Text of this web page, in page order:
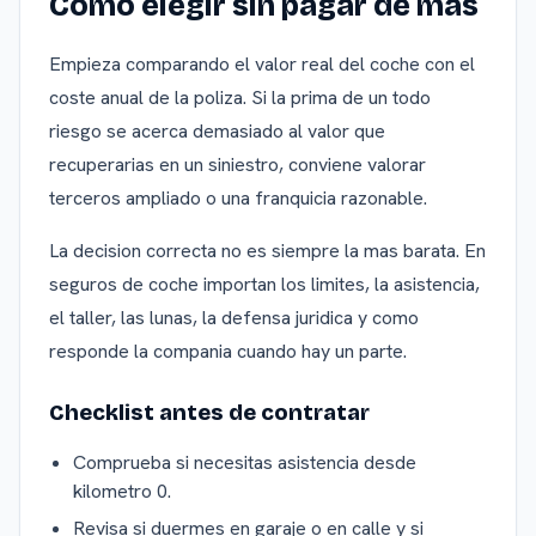
Empieza comparando el valor real del coche con el
coste anual de la poliza. Si la prima de un todo
riesgo se acerca demasiado al valor que
recuperarias en un siniestro, conviene valorar
terceros ampliado o una franquicia razonable.
La decision correcta no es siempre la mas barata. En
seguros de coche importan los limites, la asistencia,
el taller, las lunas, la defensa juridica y como
responde la compania cuando hay un parte.
Checklist antes de contratar
Comprueba si necesitas asistencia desde
kilometro 0.
Revisa si duermes en garaje o en calle y si